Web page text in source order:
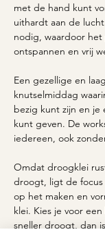
met de hand kunt
uithardt aan de
nodig, waardoor
ontspannen en vrij
Een gezellige en
knutselmiddag
bezig kunt zijn en je
kunt geven. De
iedereen, ook
Omdat droogklei
droogt, ligt de
op het maken en
klei. Kies je voor
sneller droogt, dan